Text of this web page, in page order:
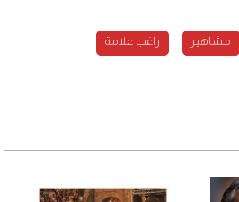
مشاهير راغب علامة